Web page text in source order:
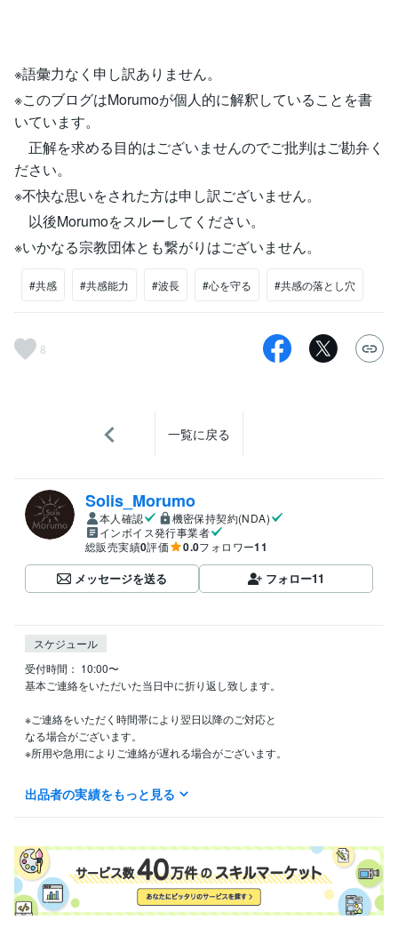
※語彙力なく申し訳ありません。
※このブログはMorumoが個人的に解釈していることを書
いています。
正解を求める目的はございませんのでご批判はご勘弁く
ださい。
※不快な思いをされた方は申し訳ございません。
以後Morumoをスルーしてください。
※いかなる宗教団体とも繋がりはございません。
#共感 #共感能力 #波長 #心を守る #共感の落とし穴
8
一覧に戻る
Solis_Morumo
本人確認
機密保持契約(NDA)
インボイス発行事業者
総販売実績0評価 0.0フォロワー11
メッセージを送る フォロー11
スケジュール
受付時間： 10:00〜
基本ご連絡をいただいた当日中に折り返し致します。
※ご連絡をいただく時間帯により翌日以降のご対応と
なる場合がございます。
※所用や急用によりご連絡が遅れる場合がございます。
ご迷惑をお掛け致しますが、ご理解の程何卒
よろしくお願い致します。
占い 遠隔ヒーリング タロット占い
占い・スピリチュアル 遠隔ヒーリング
タロットカード
癒しと笑顔 宇宙意識 レイキ
出品者の実績をもっと見る